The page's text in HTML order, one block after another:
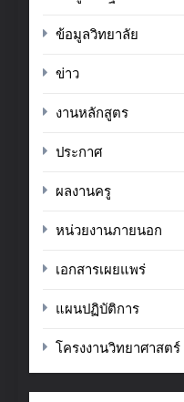
ข้อมูลวิทยาลัย
ข่าว
งานหลักสูตร
ประกาศ
ผลงานครู
หน่วยงานภายนอก
เอกสารเผยแพร่
แผนปฏิบัติการ
โครงงานวิทยาศาสตร์